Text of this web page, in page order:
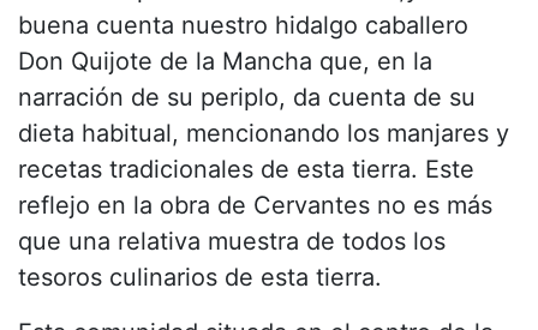
buena cuenta nuestro hidalgo caballero
Don Quijote de la Mancha que, en la
narración de su periplo, da cuenta de su
dieta habitual, mencionando los manjares y
recetas tradicionales de esta tierra. Este
reflejo en la obra de Cervantes no es más
que una relativa muestra de todos los
tesoros culinarios de esta tierra.